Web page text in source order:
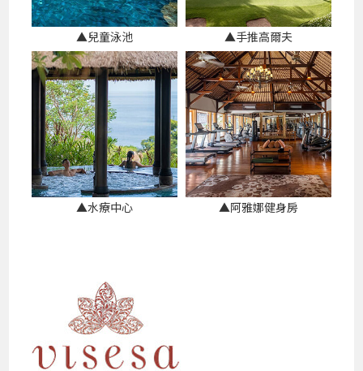
▲兒童泳池 ▲手推高爾夫
▲水療中心 ▲阿雅娜健身房